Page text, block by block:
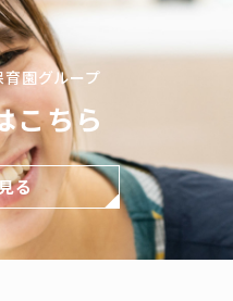
園グループ
こちら
る